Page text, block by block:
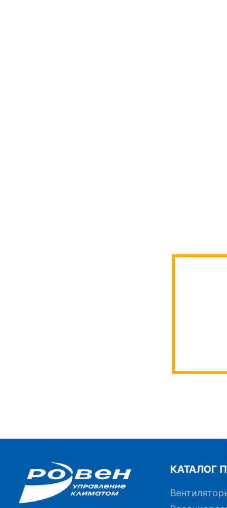
КАТАЛОГ